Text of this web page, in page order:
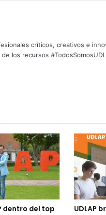
críticos, creativos e
los recursos
dentro del top
UDLAP